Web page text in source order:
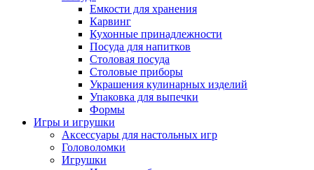
Емкости для хранения
Карвинг
Кухонные принадлежности
Посуда для напитков
Столовая посуда
Столовые приборы
Украшения кулинарных изделий
Упаковка для выпечки
Формы
Игры и игрушки
Аксессуары для настольных игр
Головоломки
Игрушки